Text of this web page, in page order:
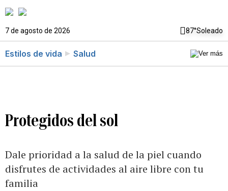
7 de agosto de 2026 87°Soleado
Estilos de vida Salud
Protegidos del sol
Dale prioridad a la salud de la piel cuando
disfrutes de actividades al aire libre con tu
familia